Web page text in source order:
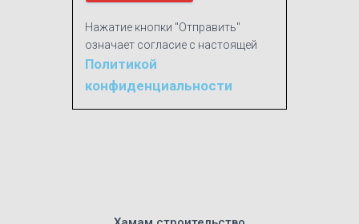
Нажатие кнопки "Отправить"
означает согласие с настоящей
Политикой
конфиденциальности